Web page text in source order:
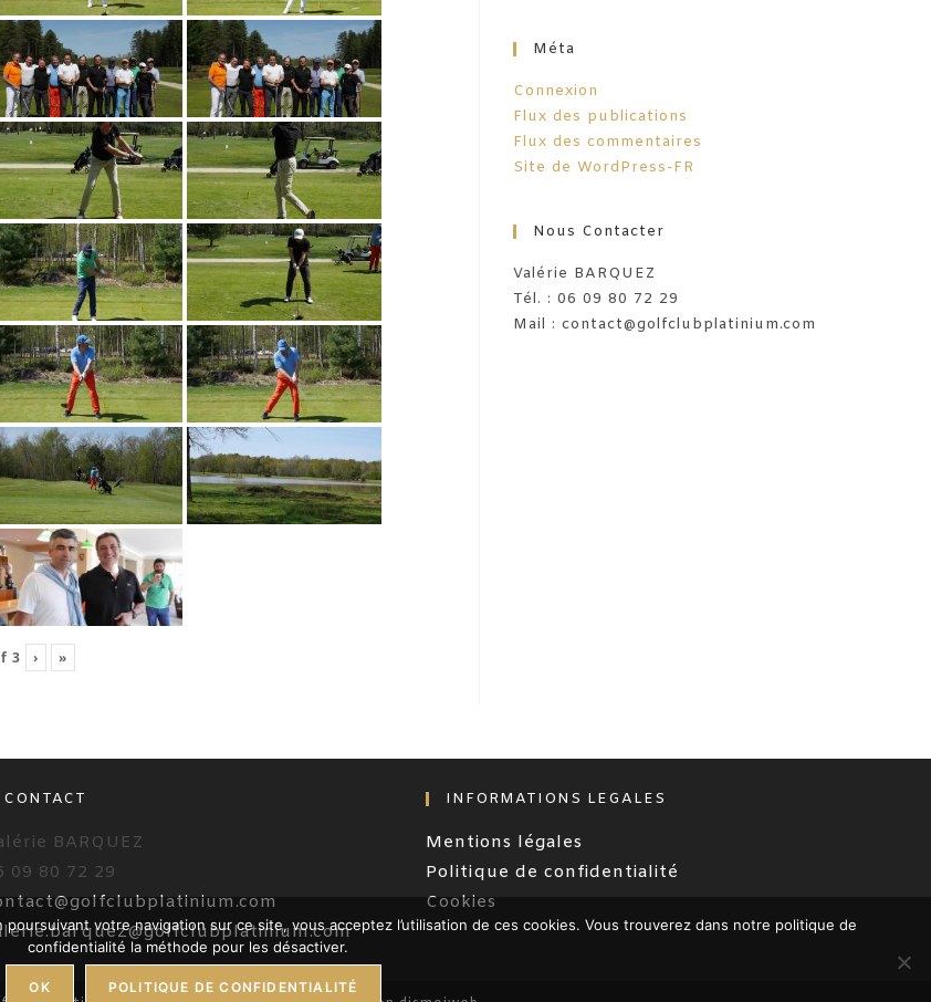
3 › »
Méta
Connexion
Flux des publications
Flux des commentaires
Site de WordPress-FR
Nous Contacter
Valérie BARQUEZ
Tél. : 06 09 80 72 29
Mail : contact@golfclubplatinium.com
CONTACT
BARQUEZ
09 80 72 29
INFORMATIONS LEGALES
Mentions légales
Politique de confidentialité
Cookies
votre navigation sur ce site, vous acceptez l’utilisation de ces cookies. Vous trouverez dans notre politique de
confidentialité la méthode pour les désactiver.
OK POLITIQUE DE CONFIDENTIALITÉ